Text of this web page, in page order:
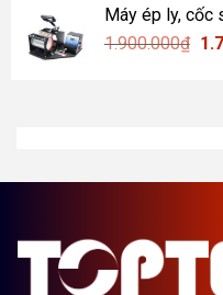
Máy ép ly, cốc
1.900.000₫ Giá